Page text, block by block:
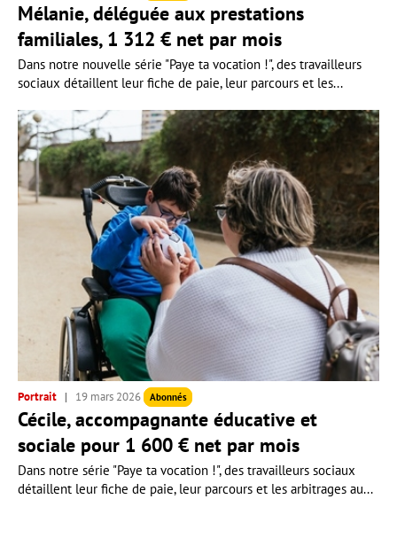
Mélanie, déléguée aux prestations
familiales, 1 312 € net par mois
Dans notre nouvelle série "Paye ta vocation !", des travailleurs
sociaux détaillent leur fiche de paie, leur parcours et les...
Portrait 19 mars 2026 Abonnés
Cécile, accompagnante éducative et
sociale pour 1 600 € net par mois
Dans notre série "Paye ta vocation !", des travailleurs sociaux
détaillent leur fiche de paie, leur parcours et les arbitrages au...